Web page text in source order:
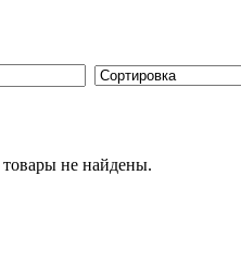
товары не найдены.